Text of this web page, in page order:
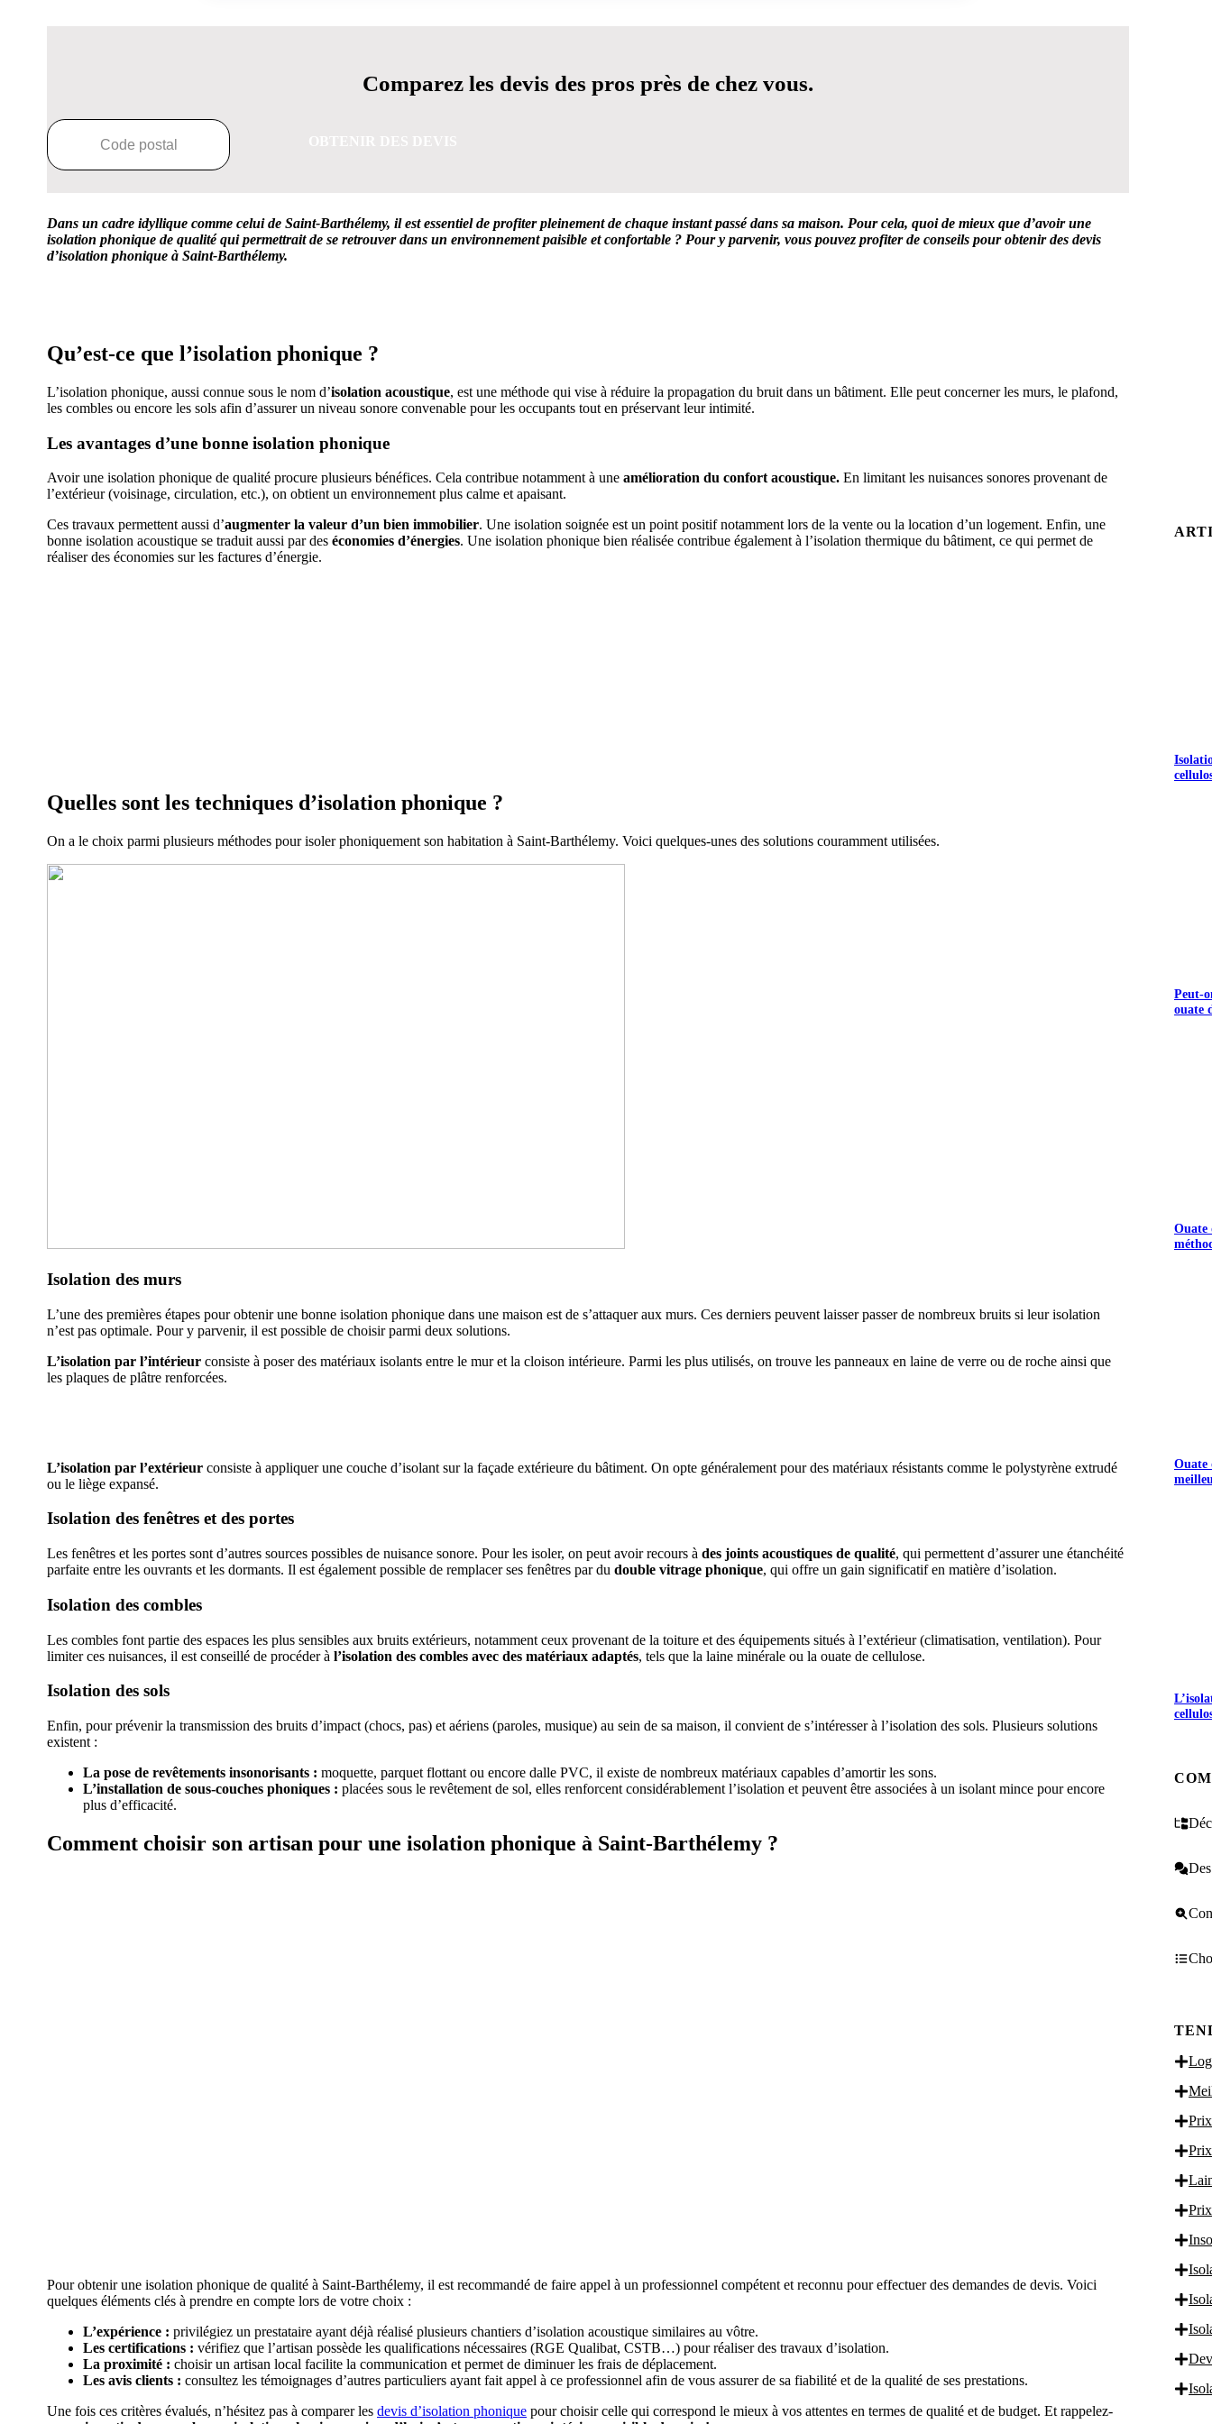
Comparez les devis des pros près de chez vous.
Dans un cadre idyllique comme celui de Saint-Barthélemy, il est essentiel de profiter pleinement de chaque instant passé dans sa maison. Pour cela, quoi de mieux que d’avoir une
isolation phonique de qualité qui permettrait de se retrouver dans un environnement paisible et confortable ? Pour y parvenir, vous pouvez profiter de conseils pour obtenir des devis
d’isolation phonique à Saint-Barthélemy.
Qu’est-ce que l’isolation phonique ?
L’isolation phonique, aussi connue sous le nom d’isolation acoustique, est une méthode qui vise à réduire la propagation du bruit dans un bâtiment. Elle peut concerner les murs, le plafond,
les combles ou encore les sols afin d’assurer un niveau sonore convenable pour les occupants tout en préservant leur intimité.
Les avantages d’une bonne isolation phonique
Avoir une isolation phonique de qualité procure plusieurs bénéfices. Cela contribue notamment à une amélioration du confort acoustique. En limitant les nuisances sonores provenant de
l’extérieur (voisinage, circulation, etc.), on obtient un environnement plus calme et apaisant.
Ces travaux permettent aussi d’augmenter la valeur d’un bien immobilier. Une isolation soignée est un point positif notamment lors de la vente ou la location d’un logement. Enfin, une
bonne isolation acoustique se traduit aussi par des économies d’énergies. Une isolation phonique bien réalisée contribue également à l’isolation thermique du bâtiment, ce qui permet de
réaliser des économies sur les factures d’énergie.
Quelles sont les techniques d’isolation phonique ?
On a le choix parmi plusieurs méthodes pour isoler phoniquement son habitation à Saint-Barthélemy. Voici quelques-unes des solutions couramment utilisées.
Isolation des murs
L’une des premières étapes pour obtenir une bonne isolation phonique dans une maison est de s’attaquer aux murs. Ces derniers peuvent laisser passer de nombreux bruits si leur isolation
n’est pas optimale. Pour y parvenir, il est possible de choisir parmi deux solutions.
L’isolation par l’intérieur consiste à poser des matériaux isolants entre le mur et la cloison intérieure. Parmi les plus utilisés, on trouve les panneaux en laine de verre ou de roche ainsi que
les plaques de plâtre renforcées.
L’isolation par l’extérieur consiste à appliquer une couche d’isolant sur la façade extérieure du bâtiment. On opte généralement pour des matériaux résistants comme le polystyrène extrudé
ou le liège expansé.
Isolation des fenêtres et des portes
Les fenêtres et les portes sont d’autres sources possibles de nuisance sonore. Pour les isoler, on peut avoir recours à des joints acoustiques de qualité, qui permettent d’assurer une étanchéité
parfaite entre les ouvrants et les dormants. Il est également possible de remplacer ses fenêtres par du double vitrage phonique, qui offre un gain significatif en matière d’isolation.
Isolation des combles
Les combles font partie des espaces les plus sensibles aux bruits extérieurs, notamment ceux provenant de la toiture et des équipements situés à l’extérieur (climatisation, ventilation). Pour
limiter ces nuisances, il est conseillé de procéder à l’isolation des combles avec des matériaux adaptés, tels que la laine minérale ou la ouate de cellulose.
Isolation des sols
Enfin, pour prévenir la transmission des bruits d’impact (chocs, pas) et aériens (paroles, musique) au sein de sa maison, il convient de s’intéresser à l’isolation des sols. Plusieurs solutions
existent :
La pose de revêtements insonorisants : moquette, parquet flottant ou encore dalle PVC, il existe de nombreux matériaux capables d’amortir les sons.
L’installation de sous-couches phoniques : placées sous le revêtement de sol, elles renforcent considérablement l’isolation et peuvent être associées à un isolant mince pour encore
plus d’efficacité.
Comment choisir son artisan pour une isolation phonique à Saint-Barthélemy ?
Pour obtenir une isolation phonique de qualité à Saint-Barthélemy, il est recommandé de faire appel à un professionnel compétent et reconnu pour effectuer des demandes de devis. Voici
quelques éléments clés à prendre en compte lors de votre choix :
L’expérience : privilégiez un prestataire ayant déjà réalisé plusieurs chantiers d’isolation acoustique similaires au vôtre.
Les certifications : vérifiez que l’artisan possède les qualifications nécessaires (RGE Qualibat, CSTB…) pour réaliser des travaux d’isolation.
La proximité : choisir un artisan local facilite la communication et permet de diminuer les frais de déplacement.
Les avis clients : consultez les témoignages d’autres particuliers ayant fait appel à ce professionnel afin de vous assurer de sa fiabilité et de la qualité de ses prestations.
Une fois ces critères évalués, n’hésitez pas à comparer les devis d’isolation phonique pour choisir celle qui correspond le mieux à vos attentes en termes de qualité et de budget. Et rappelez-
Peut-
ouate
Ouate
Ouate